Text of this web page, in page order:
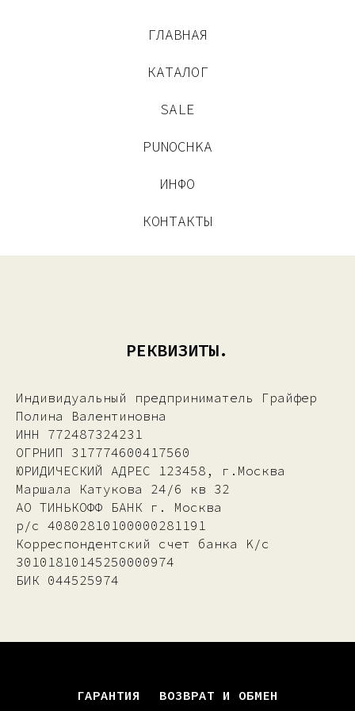
ГЛАВНАЯ
КАТАЛОГ
SALE
PUNOCHKA
ИНФО
КОНТАКТЫ
РЕКВИЗИТЫ.
Индивидуальный предприниматель Грайфер
Полина Валентиновна
ИНН 772487324231
ОГРНИП 317774600417560
ЮРИДИЧЕСКИЙ АДРЕС 123458, г.Москвa
Маршала Катукова 24/6 кв 32
АО ТИНЬКОФФ БАНК г. Москва
р/с 40802810100000281191
Корреспондентский счет банка K/c
30101810145250000974
БИК 044525974
ГАРАНТИЯ
ВОЗВРАТ И ОБМЕН